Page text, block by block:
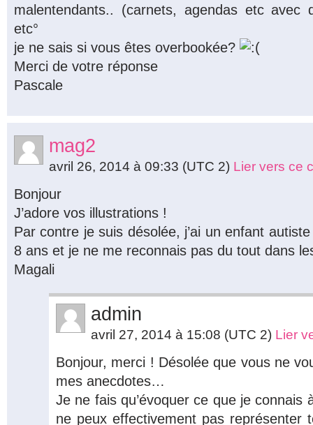
malentendants.. (carnets, agendas etc avec
etc°
je ne sais si vous êtes overbookée?
Merci de votre réponse
Pascale
mag2
avril 26, 2014 à 09:33 (UTC 2) Lier vers ce
Bonjour
J’adore vos illustrations !
Par contre je suis désolée, j’ai un enfant
8 ans et je ne me reconnais pas du tout dans
Magali
admin
avril 27, 2014 à 15:08 (UTC 2) Lier
Bonjour, merci ! Désolée que vous ne
mes anecdotes…
Je ne fais qu’évoquer ce que je connais
ne peux effectivement pas représenter